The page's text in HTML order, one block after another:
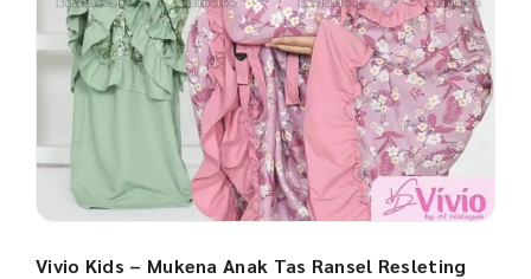
Vivio Kids – Mukena Anak Tas Ransel Resleting